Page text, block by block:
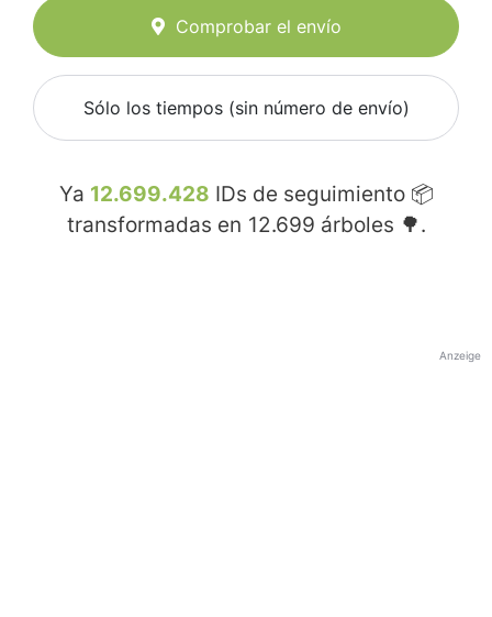
Comprobar el envío
Sólo los tiempos (sin número de envío)
Ya 12.699.428 IDs de seguimiento 📦
transformadas en 12.699 árboles 🌳.
Anzeige